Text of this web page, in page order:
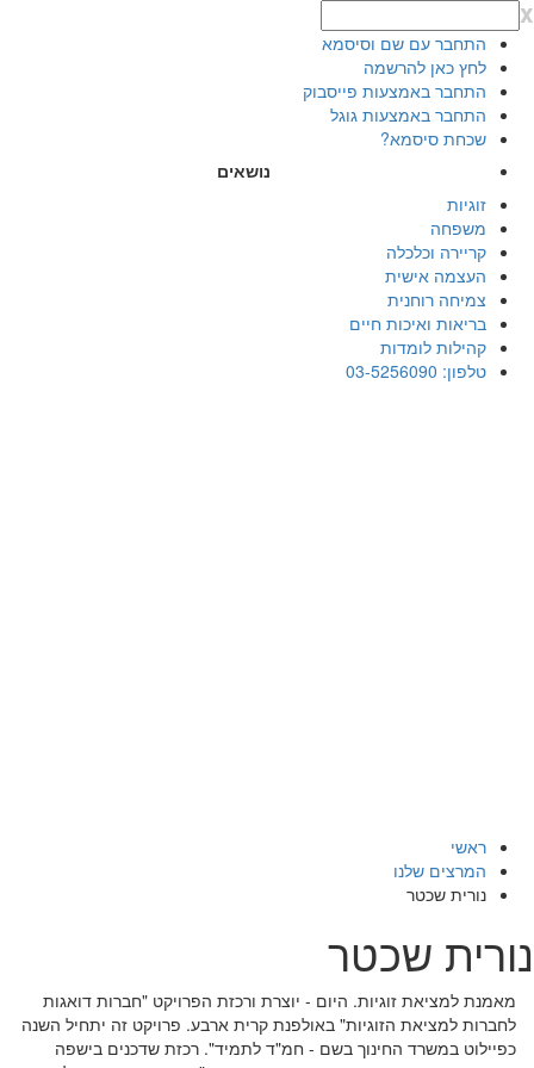
x
התחבר עם שם וסיסמא
לחץ כאן להרשמה
התחבר באמצעות פייסבוק
התחבר באמצעות גוגל
שכחת סיסמא?
נושאים
זוגיות
משפחה
קריירה וכלכלה
העצמה אישית
צמיחה רוחנית
בריאות ואיכות חיים
קהילות לומדות
טלפון: 03-5256090
ראשי
המרצים שלנו
נורית שכטר
נורית שכטר
מאמנת למציאת זוגיות. היום - יוצרת ורכזת הפרויקט "חברות דואגות
לחברות למציאת הזוגיות" באולפנת קרית ארבע. פרויקט זה יתחיל השנה
כפיילוט במשרד החינוך בשם - חמ"ד לתמיד". רכזת שדכנים בישפה